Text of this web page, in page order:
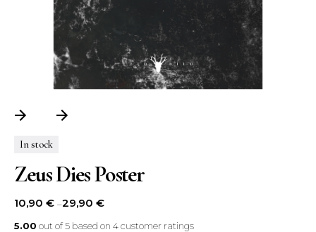
In stock
Zeus Dies Poster
10,90 € –29,90 €
5.00 out of5 based on 4customer ratings